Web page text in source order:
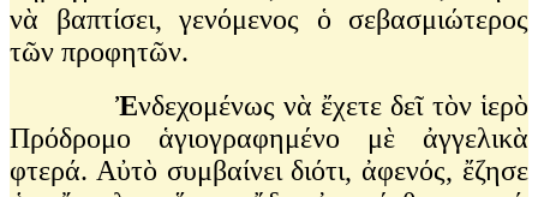
νὰ βαπτίσει, γενόμενος ὁ σεβασμιώτερος
τῶν προφητῶν.
Ἐνδεχομένως νὰ ἔχετε δεῖ τὸν ἱερὸ
Πρόδρομο ἁγιογραφημένο μὲ ἀγγελικὰ
φτερά. Αὐτὸ συμβαίνει διότι, ἀφενός, ἔζησε